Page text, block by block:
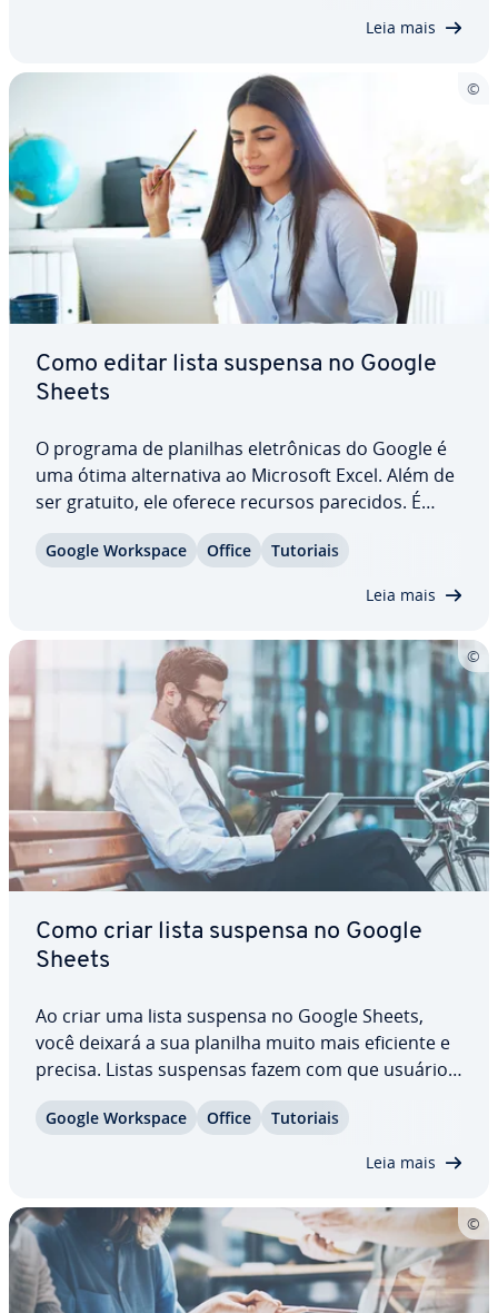
Leia mais
Como editar lista suspensa no Google
Sheets
O programa de planilhas ele­trô­ni­cas do Google é
uma ótima al­ter­na­tiva ao Microsoft Excel. Além de
ser gratuito, ele oferece recursos parecidos. É
possível, por exemplo, criar listas suspensas em
planilhas do Google, assim como editá-las pos­te­ri­
Google Workspace Office Tutoriais
Leia mais
Como criar lista suspensa no Google
Sheets
Ao criar uma lista suspensa no Google Sheets,
você deixará a sua planilha muito mais eficiente e
precisa. Listas suspensas fazem com que usuários
só possam inserir de­ter­mi­na­dos conteúdos e
valores nas células, mi­ni­mi­zando a pos­si­bi­li­dade
Google Workspace Office Tutoriais
Leia mais